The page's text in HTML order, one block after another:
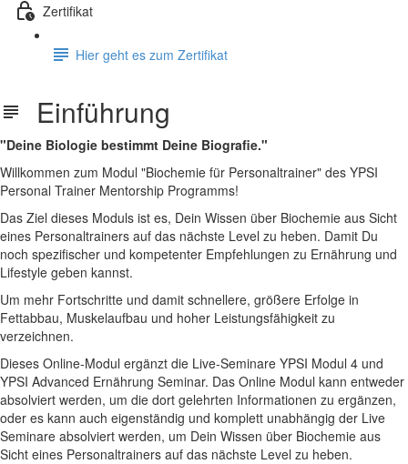
Zertifikat
Hier geht es zum Zertifikat
Einführung
"Deine Biologie bestimmt Deine Biografie."
Willkommen zum Modul "Biochemie für Personaltrainer" des YPSI
Personal Trainer Mentorship Programms!
Das Ziel dieses Moduls ist es, Dein Wissen über Biochemie aus Sicht
eines Personaltrainers auf das nächste Level zu heben. Damit Du
noch spezifischer und kompetenter Empfehlungen zu Ernährung und
Lifestyle geben kannst.
Um mehr Fortschritte und damit schnellere, größere Erfolge in
Fettabbau, Muskelaufbau und hoher Leistungsfähigkeit zu
verzeichnen.
Dieses Online-Modul ergänzt die Live-Seminare YPSI Modul 4 und
YPSI Advanced Ernährung Seminar. Das Online Modul kann entweder
absolviert werden, um die dort gelehrten Informationen zu ergänzen,
oder es kann auch eigenständig und komplett unabhängig der Live
Seminare absolviert werden, um Dein Wissen über Biochemie aus
Sicht eines Personaltrainers auf das nächste Level zu heben.